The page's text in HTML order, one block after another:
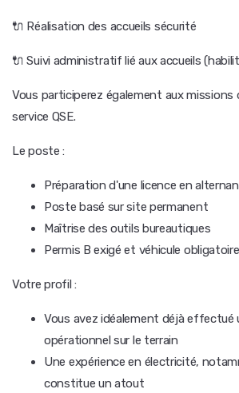
🔌 Réalisation des accueils sécurité
🔌 Suivi administratif lié aux accueils
Vous participerez également aux missions
service QSE.
Le poste :
Préparation d'une licence en
Poste basé sur site permanent
Maîtrise des outils bureautiques
Permis B exigé et véhicule obligatoire
Votre profil :
Vous avez idéalement déjà effectué
opérationnel sur le terrain
Une expérience en électricité,
constitue un atout